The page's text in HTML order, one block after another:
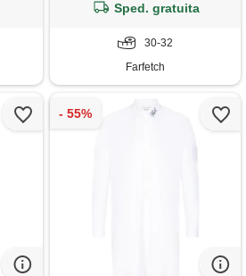
Sped. gratuita
30-32
Farfetch